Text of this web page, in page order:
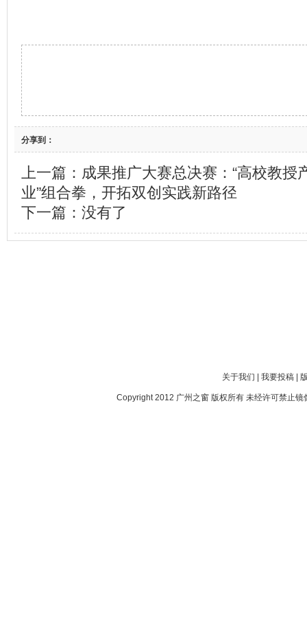
分享到：
上一篇： 成果推广大赛总决赛：“高校教授
业”组合拳，开拓双创实践新路径
下一篇：没有了
关于我们 我要投稿|
Copyright 2012 广州之窗 版权所有 未经许可禁止